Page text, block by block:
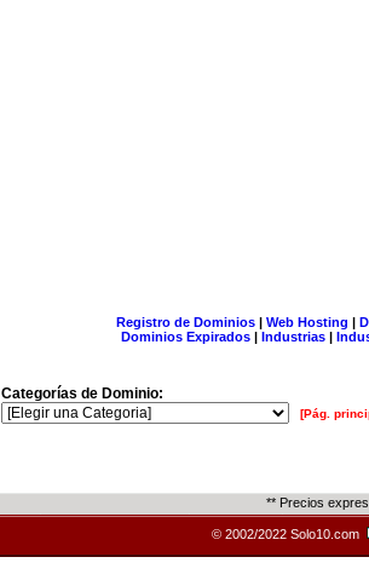
Registro de Dominios| Web Hosting |
Dominios Expirados | Industrias |
Categorías de Dominio:
[Pág.
** Precios
© 2002/2022 Solo10.com